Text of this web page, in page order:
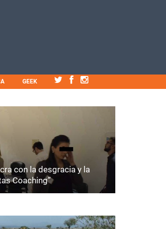
GEEK
con la desgracia y la
Coaching”